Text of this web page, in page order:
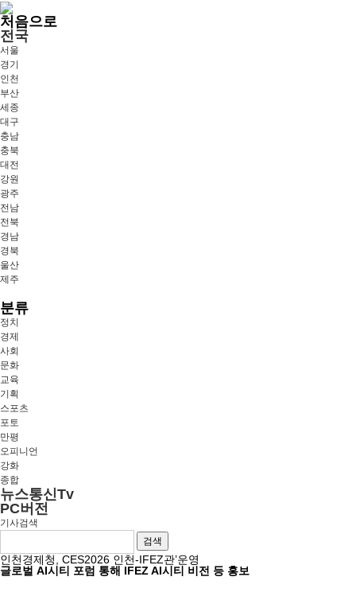
처음으로
전국
서울
경기
인천
부산
세종
대구
충남
충북
대전
강원
광주
전남
전북
경남
경북
울산
제주
분류
정치
경제
사회
문화
교육
기획
스포츠
포토
만평
오피니언
강화
종합
뉴스통신Tv
PC버전
기사검색
검색
인천경제청, CES2026 인천-IFEZ관’운영
글로벌 AI시티 포럼 통해 IFEZ AI시티 비전 등 홍보